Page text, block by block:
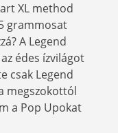
XL method
grammosat
A Legend
édes ízvilágot
csak Legend
megszokottól
a Pop Upokat